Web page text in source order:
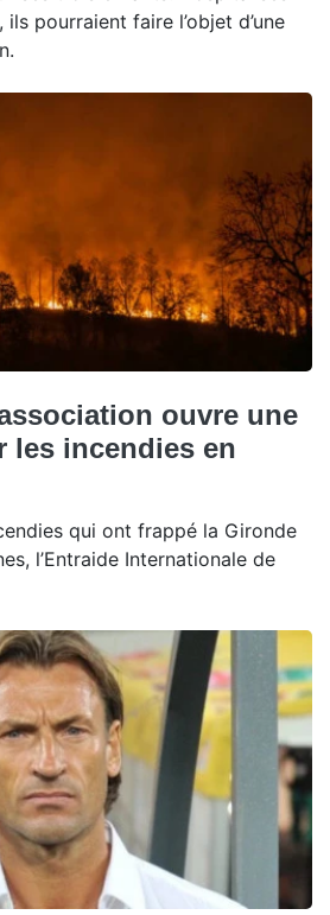
pourraient faire l’objet d’une
ouvre une
les incendies en
qui ont frappé la Gironde
l’Entraide Internationale de